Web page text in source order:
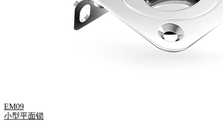
EM09
小型平面锁